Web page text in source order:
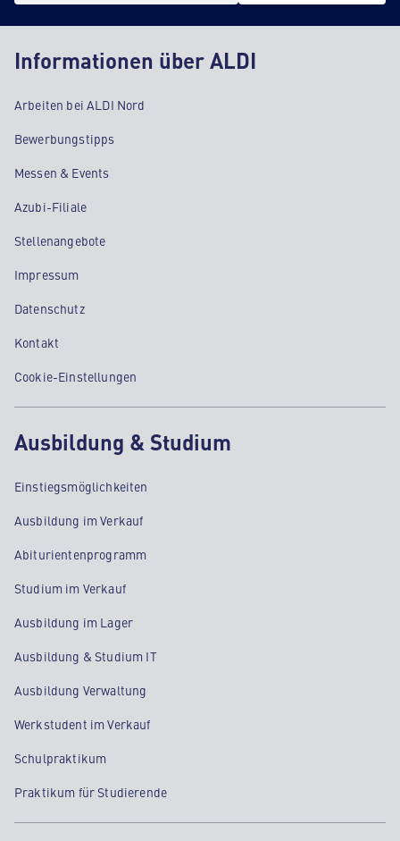
Informationen über ALDI
Arbeiten bei ALDI Nord
Bewerbungstipps
Messen & Events
Azubi-Filiale
Stellenangebote
Impressum
Datenschutz
Kontakt
Cookie-Einstellungen
Ausbildung & Studium
Einstiegsmöglichkeiten
Ausbildung im Verkauf
Abiturientenprogramm
Studium im Verkauf
Ausbildung im Lager
Ausbildung & Studium IT
Ausbildung Verwaltung
Werkstudent im Verkauf
Schulpraktikum
Praktikum für Studierende